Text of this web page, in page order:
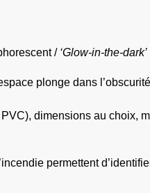
/ ‘Glow-in-the-dark’
plonge dans
dimensions au choix,
permettent